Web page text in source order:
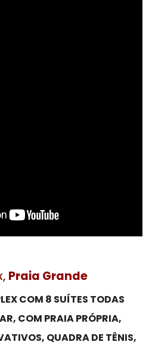
Praia Grande
COM 8 SUÍTES TODAS
COM PRAIA PRÓPRIA,
QUADRA DE TÊNIS,